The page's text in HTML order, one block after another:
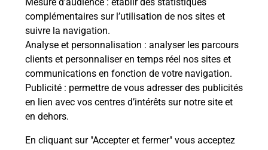
complémentaires sur l’utilisation de nos sites et
suivre la navigation.
Analyse et personnalisation : analyser les parcours
clients et personnaliser en temps réel nos sites et
communications en fonction de votre navigation.
Publicité : permettre de vous adresser des publicités
en lien avec vos centres d’intérêts sur notre site et
en dehors.
En cliquant sur "Accepter et fermer" vous acceptez
Comment La Poste participe-t-elle
à votre sécurité au quotidien ?
Puis-je passer mon code de la route
avec La Poste et sous quelles
conditions ?